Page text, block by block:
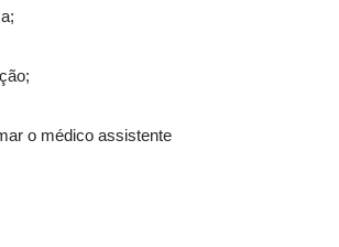
o médico assistente